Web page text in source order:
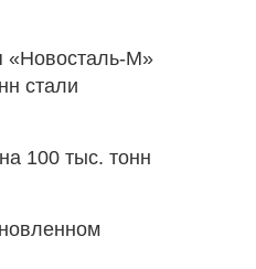
«Новосталь-М»
стали
100 тыс. тонн